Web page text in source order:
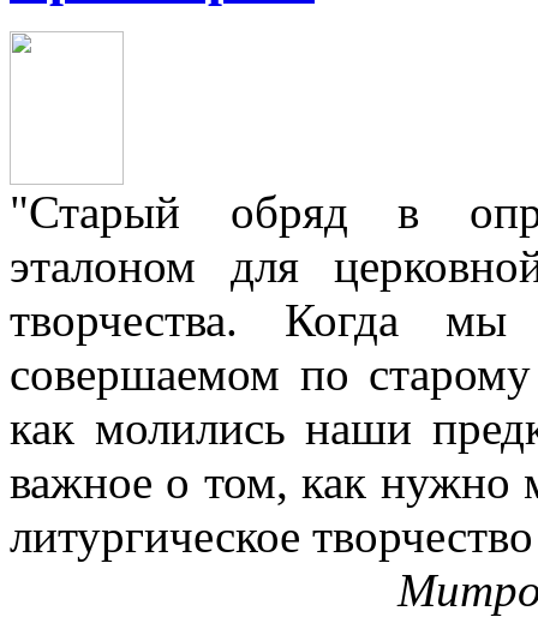
"Старый обряд в
эталоном для
творчества. Когда мы
совершаемом по
как молились наши
важное о том, как нужно
литургическое